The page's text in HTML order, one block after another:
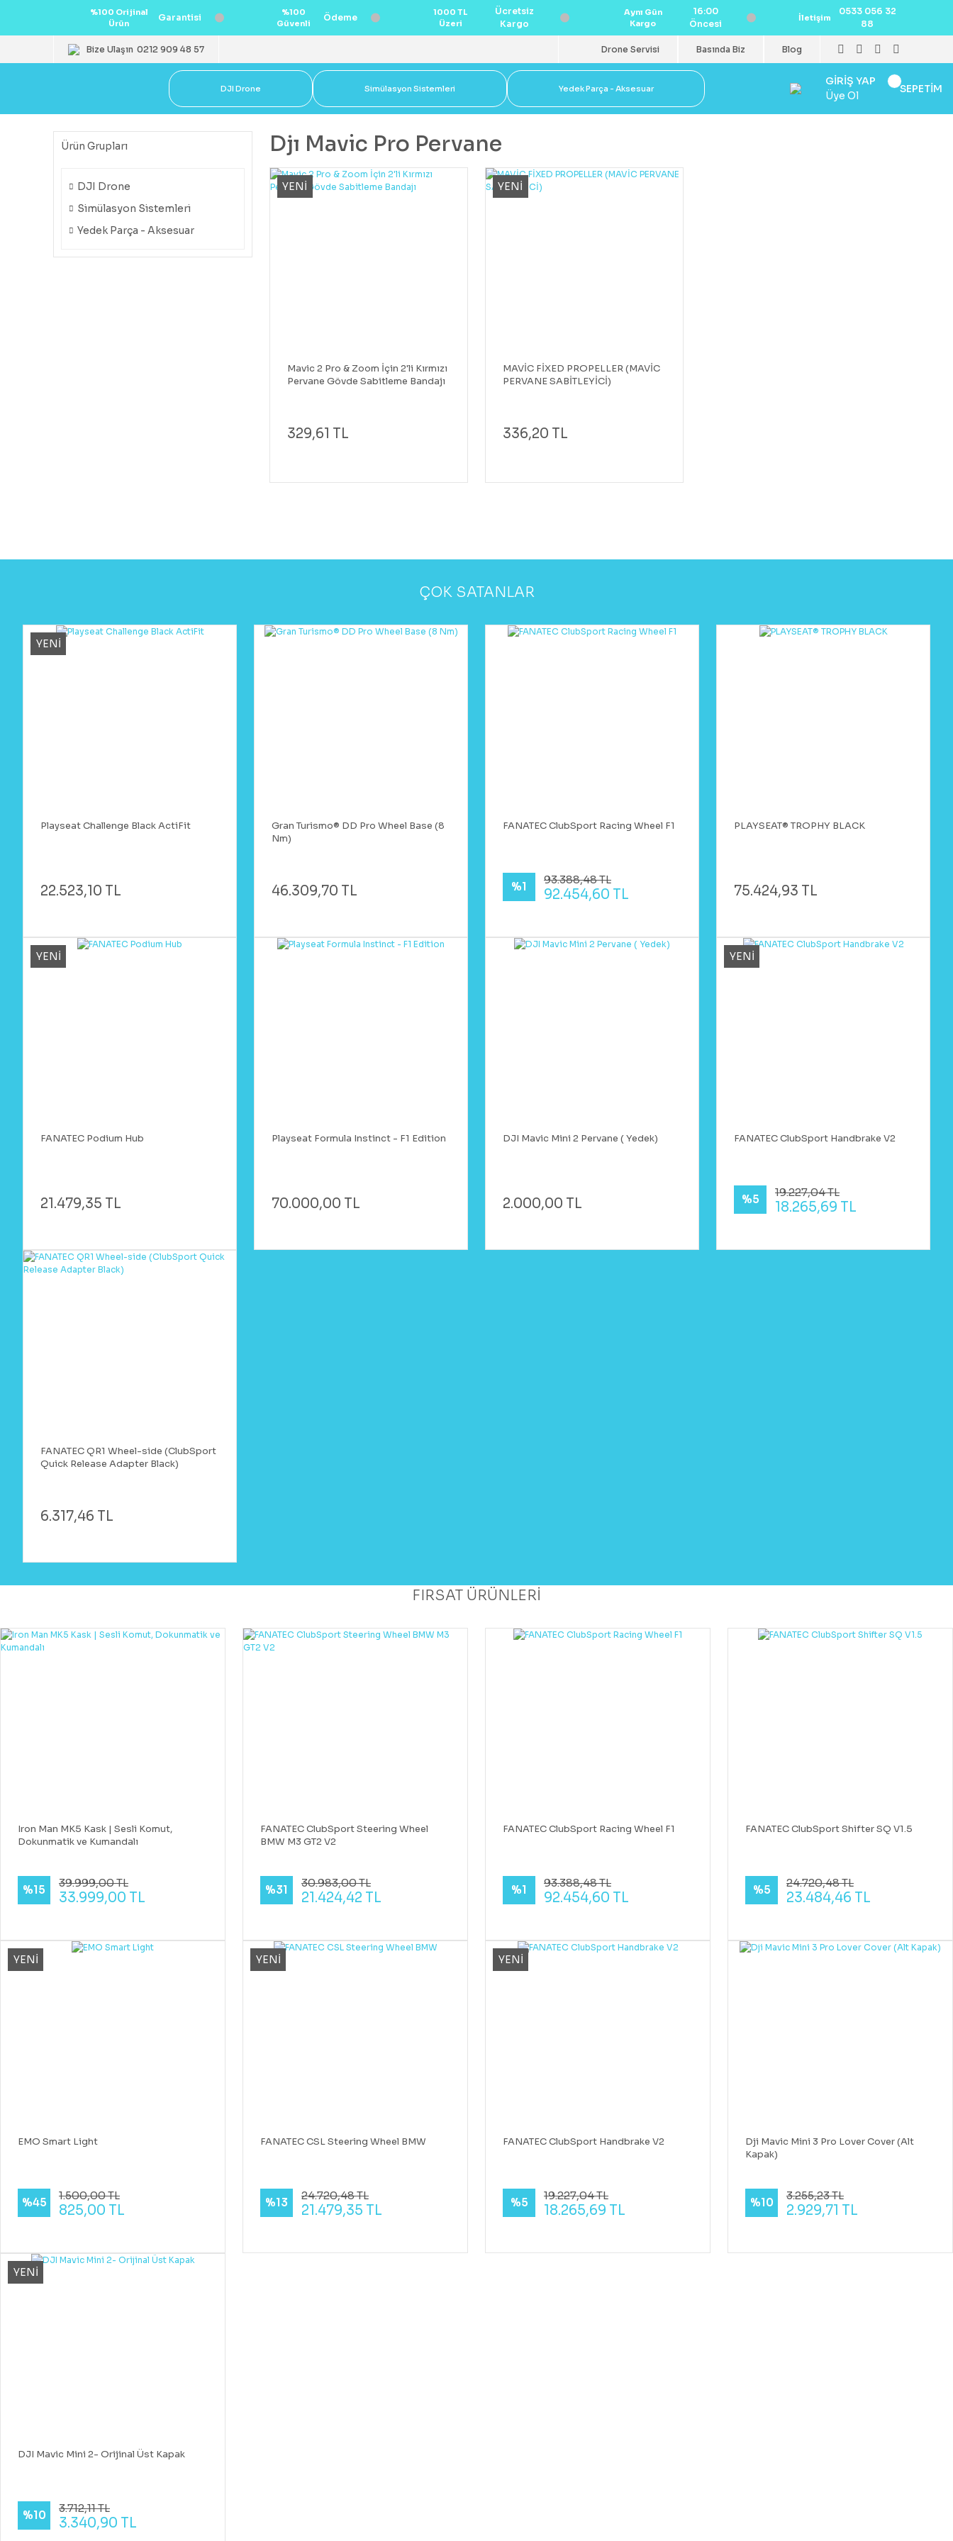
%100 Orijinal
Ürün
Garantisi
%100
Güvenli
Ödeme
1000 TL
Üzeri
Ücretsiz
Kargo
Aynı Gün
Kargo
16:00
Öncesi
İletişim
0533 056 32
88
Bize Ulaşın 0212 909 48 57 Drone Servisi Basında Biz Blog
DJI Drone Simülasyon Sistemleri Yedek Parça - Aksesuar
GİRİŞ YAP
Üye Ol
SEPETİM
Ürün Grupları
DJI Drone
Simülasyon Sistemleri
Yedek Parça - Aksesuar
Djı Mavic Pro Pervane
YENİ
Mavic 2 Pro & Zoom İçin 2'li Kırmızı
Pervane Gövde Sabitleme Bandajı
329,61 TL
YENİ
MAVİC FİXED PROPELLER (MAVİC
PERVANE SABİTLEYİCİ)
336,20 TL
ÇOK SATANLAR
YENİ
Playseat Challenge Black ActiFit
22.523,10 TL
Gran Turismo® DD Pro Wheel Base (8
Nm)
46.309,70 TL
FANATEC ClubSport Racing Wheel F1
%1
93.388,48 TL
92.454,60 TL
PLAYSEAT® TROPHY BLACK
75.424,93 TL
YENİ
FANATEC Podium Hub
21.479,35 TL
Playseat Formula Instinct - F1 Edition
70.000,00 TL
DJI Mavic Mini 2 Pervane ( Yedek)
2.000,00 TL
YENİ
FANATEC ClubSport Handbrake V2
%5
19.227,04 TL
18.265,69 TL
FANATEC QR1 Wheel-side (ClubSport
Quick Release Adapter Black)
6.317,46 TL
FIRSAT ÜRÜNLERİ
Iron Man MK5 Kask | Sesli Komut,
Dokunmatik ve Kumandalı
%15
39.999,00 TL
33.999,00 TL
FANATEC ClubSport Steering Wheel
BMW M3 GT2 V2
%31
30.983,00 TL
21.424,42 TL
FANATEC ClubSport Racing Wheel F1
%1
93.388,48 TL
92.454,60 TL
FANATEC ClubSport Shifter SQ V1.5
%5
24.720,48 TL
23.484,46 TL
YENİ
EMO Smart Light
%45
1.500,00 TL
825,00 TL
YENİ
FANATEC CSL Steering Wheel BMW
%13
24.720,48 TL
21.479,35 TL
YENİ
FANATEC ClubSport Handbrake V2
%5
19.227,04 TL
18.265,69 TL
Dji Mavic Mini 3 Pro Lover Cover (Alt
Kapak)
%10
3.255,23 TL
2.929,71 TL
YENİ
DJI Mavic Mini 2- Orijinal Üst Kapak
%10
3.712,11 TL
3.340,90 TL